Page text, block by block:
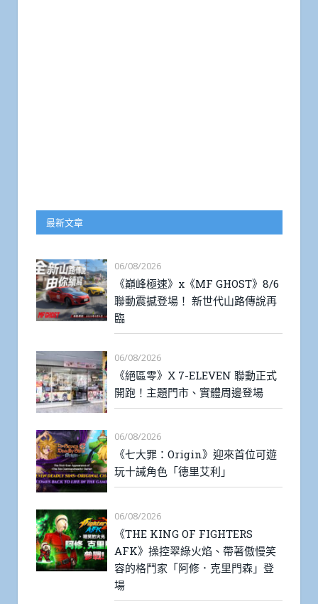
最新文章
06/08/2026
《巔峰極速》x《MF GHOST》8/6
聯動震撼登場！ 新世代山路傳說再
臨
06/08/2026
《絕區零》X 7-ELEVEN 聯動正式
開跑！主題門市、實體周邊登場
06/08/2026
《七大罪：Origin》迎來首位可遊
玩十誡角色「德里艾利」
06/08/2026
《THE KING OF FIGHTERS
AFK》操控翠綠火焰、帶著傲慢笑
容的格鬥家「阿修．克里門森」登
場